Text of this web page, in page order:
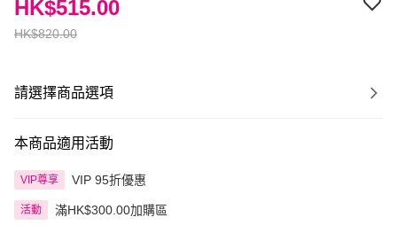
HK$820.00
HK$515.00
請選擇商品選項
本商品適用活動
VIP尊享 VIP 95折優惠
活動 滿HK$300.00加購區